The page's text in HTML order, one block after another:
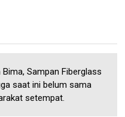
Sampan Fiberglass
saat ini belum sama
setempat.